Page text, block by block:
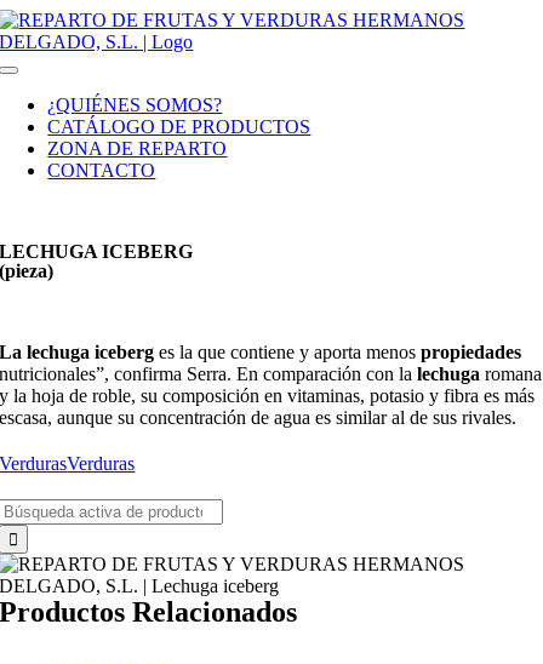
Saltar
al
contenido
Toggle
Navigation¿QUIÉNES SOMOS?
CATÁLOGO DE PRODUCTOS
ZONA DE REPARTO
CONTACTO
LECHUGA ICEBERG
(pieza)
La lechuga iceberg es la que contiene y aporta menospropiedades
nutricionales”, confirma Serra. En comparación con lalechuga romana
y la hoja de roble, su composición en vitaminas, potasio y fibra es más
escasa, aunque su concentración de agua es similar al de sus rivales.
VerdurasVerduras
Productos Relacionados